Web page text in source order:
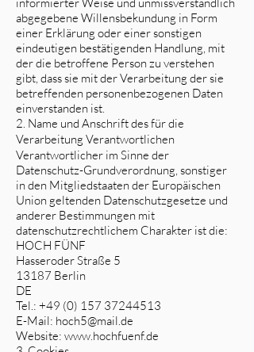
abgegebene Willensbekundung in Form
einer Erklärung oder einer sonstigen
eindeutigen bestätigenden Handlung, mit
der die betroffene Person zu verstehen
gibt, dass sie mit der Verarbeitung der sie
betreffenden personenbezogenen Daten
einverstanden ist.
2. Name und Anschrift des für die
Verarbeitung Verantwortlichen
Verantwortlicher im Sinne der
Datenschutz-Grundverordnung, sonstiger
in den Mitgliedstaaten der Europäischen
Union geltenden Datenschutzgesetze und
anderer Bestimmungen mit
datenschutzrechtlichem Charakter ist die:
HOCH FÜNF
Hasseroder Straße 5
13187 Berlin
DE
Tel.: +49 (0) 157 37244513
E-Mail: hoch5@mail.de
Website: www.hochfuenf.de